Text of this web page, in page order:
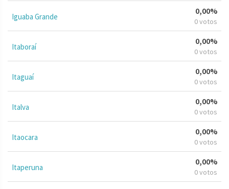
Iguaba Grande
0,00%
0 votos
Itaboraí
0,00%
0 votos
Itaguaí
0,00%
0 votos
Italva
0,00%
0 votos
Itaocara
0,00%
0 votos
Itaperuna
0,00%
0 votos